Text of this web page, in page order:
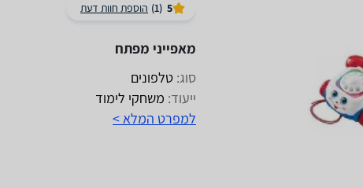
5
(1) הוספת חוות דעת
מאפייני מפתח
סוג: טלפונים
ייעוד: משחקי לימוד
למפרט המלא >